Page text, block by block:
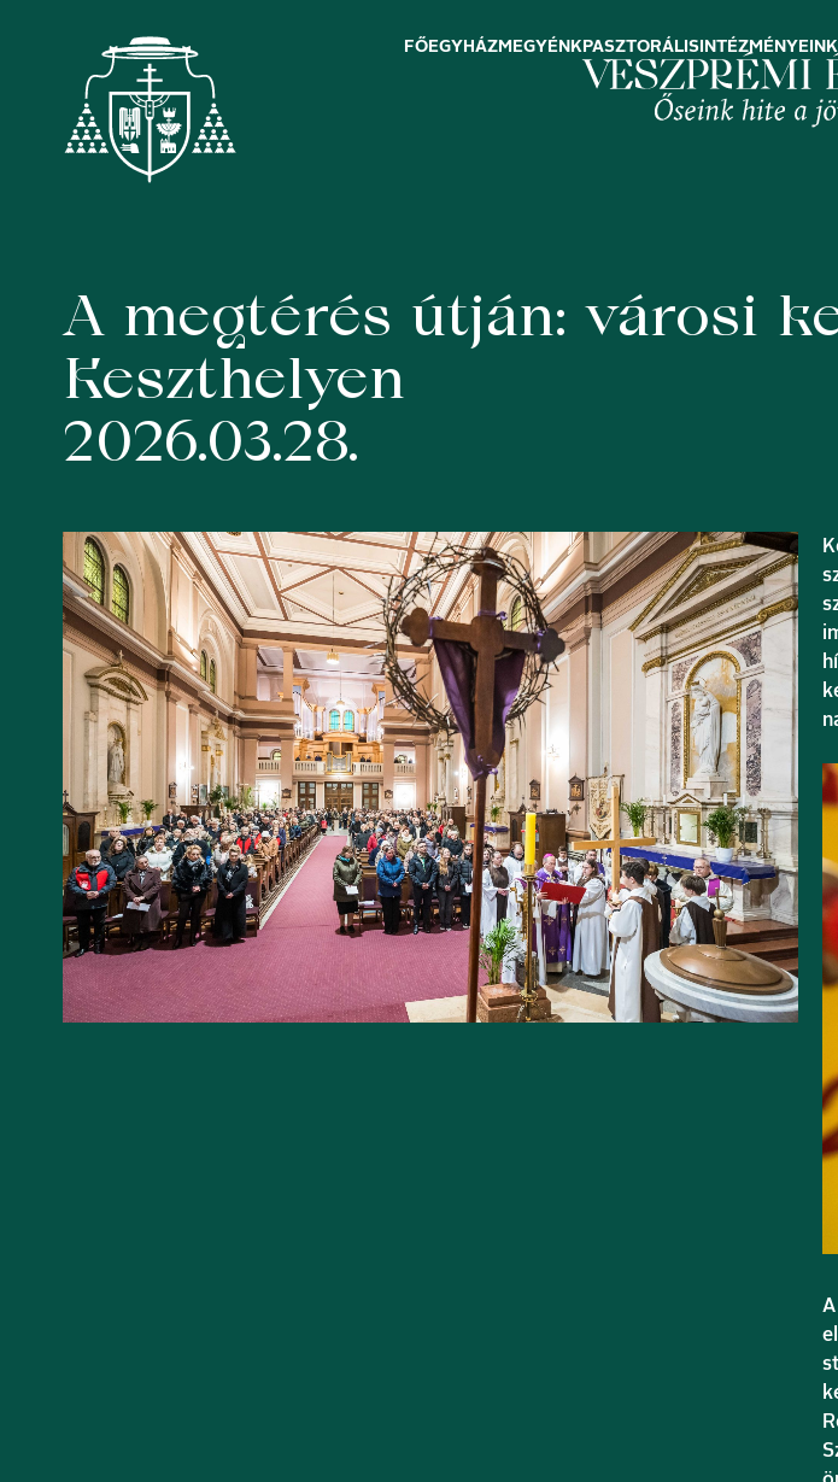
FŐEGYHÁZMEGYÉNK PASZTORÁLIS INTÉZMÉNYEINK
A megtérés útján: városi
Keszthelyen
2026.03.28.